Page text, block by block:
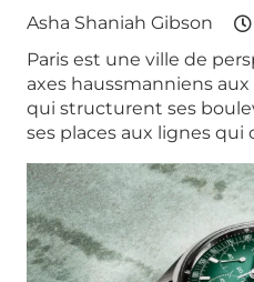
Asha Shaniah Gibson
Paris est une ville de
axes haussmanniens
qui structurent ses
ses places aux lignes qui